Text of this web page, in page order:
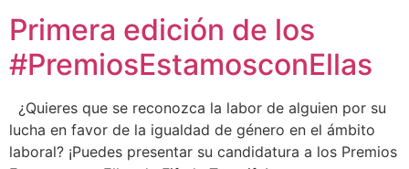
Primera edición de los
#PremiosEstamosconEllas
¿Quieres que se reconozca la labor de alguien por su
lucha en favor de la igualdad de género en el ámbito
laboral? ¡Puedes presentar su candidatura a los Premios